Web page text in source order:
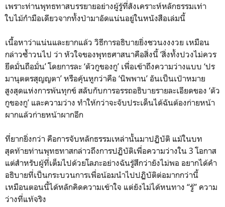
เพราะท่านพุทธทาสบรรยายอย่างผู้รู้ที่สังเคราะห์หลักธรรมเท่า
ใบไม้กำมือเดียวจากทั้งป่ามาอัดแน่นอยู่ในหนังสือเล่มนี้
เนื้อหาว่าแน่นและยากแล้ว วิธีการอธิบายยิ่งชวนงงงวย เหมือน
กล่าวซ้ำวนไป ว่า หัวใจของพุทธศาสนาคือสิ่งนี้ ‘สิ่งทั้งปวงไม่ควร
ยึดมั่นถือมั่น’ โดยการละ ‘ตัวกูของกู’ เพื่อเข้าถึงความว่างแบบ ‘ปร
มานุตตรสุญญตา’ หรือคุ้นหูกว่าคือ ‘นิพพาน’ อันเป็นเป้าหมาย
สูงสุดแห่งการพ้นทุกข์ สลับกับการอรรถอธิบายรายละเอียดของ ‘ตัว
กูของกู’ และความว่าง ทำให้กว่าจะจับประเด็นได้ฉันต้องก่ายหน้า
ผากแล้วก่ายหน้าผากอีก
ที่ยากยิ่งกว่า คือการจับหลักธรรมเหล่านั้นมาปฏิบัติ แม้ในบท
สุดท้ายท่านพุทธทาสกล่าวถึงการปฏิบัติเพื่อความว่างใน 3 โอกาส
แต่สำหรับผู้ที่เต็มไปด้วยโลภะอย่างฉันรู้สึกว่ายังไม่พอ อยากได้คำ
อธิบายที่เป็นกระบวนการเพื่อน้อมนำไปปฏิบัติต่อมากกว่านี้
เหมือนตอนนี้ได้หลักคิดความเข้าใจ แต่ยังไม่ได้หนทาง “รู้” ความ
ว่างที่แท้จริง